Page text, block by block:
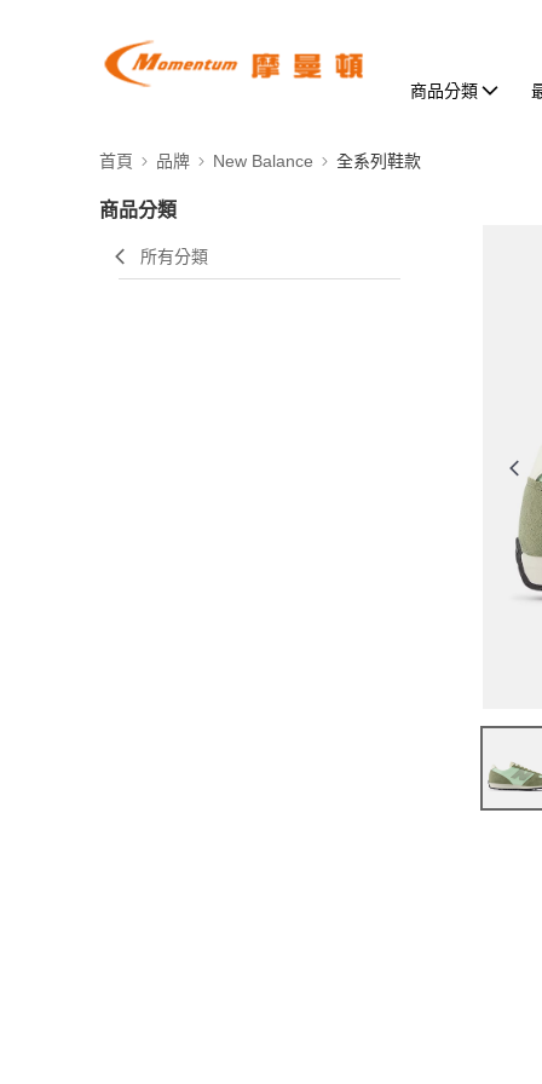
商品分類
首頁 品牌 New Balance 全系列鞋款
商品分類
所有分類